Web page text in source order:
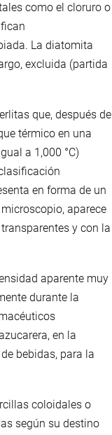
como el cloruro o
La diatomita
excluida (partida
que, después de
térmico en una
a 1,000 °C)
en forma de un
aparece
y con la
aparente muy
durante la
en la
bebidas, para la
coloidales o
según su destino